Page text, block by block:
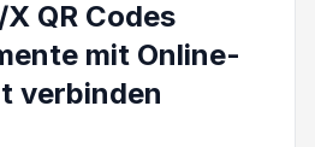
QR Codes
mit Online-
verbinden